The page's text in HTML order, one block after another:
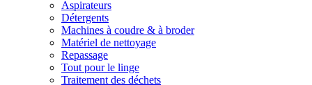
Aspirateurs
Détergents
Machines à coudre & à broder
Matériel de nettoyage
Repassage
Tout pour le linge
Traitement des déchets